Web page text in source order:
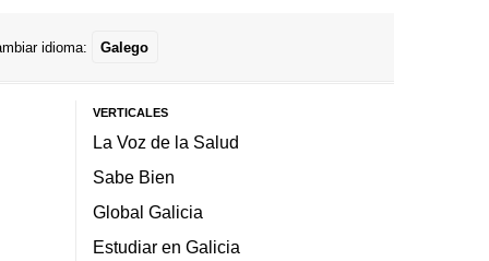
idioma: Galego
VERTICALES
La Voz de la Salud
Sabe Bien
Global Galicia
Estudiar en Galicia